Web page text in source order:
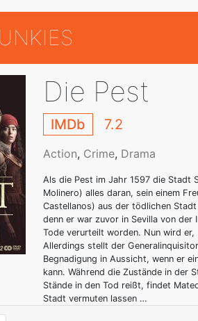
Die Pest
IMDb 7.2
Action, Crime, Drama
Als die Pest im Jahr 1597 die Stadt
Molinero) alles daran, sein einem
Castellanos) aus der tödlichen
denn er war zuvor in Sevilla von der
Tode verurteilt worden. Nun wird
Allerdings stellt der
Begnadigung in Aussicht, wenn er
kann. Während die Zustände in der
Stände in den Tod reißt, findet
Stadt vermuten lassen …